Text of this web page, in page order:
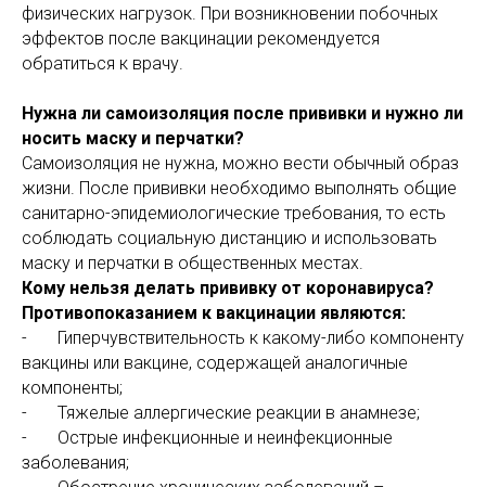
физических нагрузок. При возникновении побочных
эффектов после вакцинации рекомендуется
обратиться к врачу.
Нужна ли самоизоляция после прививки и нужно ли
носить маску и перчатки?
Самоизоляция не нужна, можно вести обычный образ
жизни. После прививки необходимо выполнять общие
санитарно-эпидемиологические требования, то есть
соблюдать социальную дистанцию и использовать
маску и перчатки в общественных местах.
Кому нельзя делать прививку от коронавируса?
Противопоказанием к вакцинации являются:
- Гиперчувствительность к какому-либо компоненту
вакцины или вакцине, содержащей аналогичные
компоненты;
- Тяжелые аллергические реакции в анамнезе;
- Острые инфекционные и неинфекционные
заболевания;